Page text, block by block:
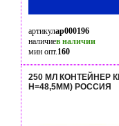
артикулap000196
наличиев наличии
мин опт.160
250 МЛ КОНТЕЙНЕР
H=48,5ММ) РОССИЯ